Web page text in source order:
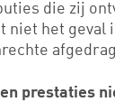
die zij
niet het
prestaties